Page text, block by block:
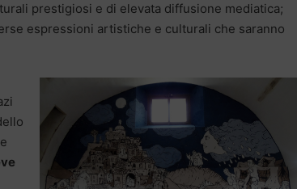
prestigiosi e di elevata diffusione mediatica;
espressioni artistiche e culturali che saranno